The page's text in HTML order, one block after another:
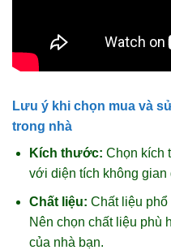
Lưu ý khi chọn mua và
trong nhà
Kích thước: Chọn kích
với diện tích không gian
Chất liệu: Chất liệu
Nên chọn chất liệu phù
của nhà bạn.